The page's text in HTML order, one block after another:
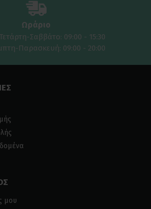
Ωράριο
Σαββάτο: 09:00 - 15:30
Παρασκευή: 09:00 - 20:00
μου